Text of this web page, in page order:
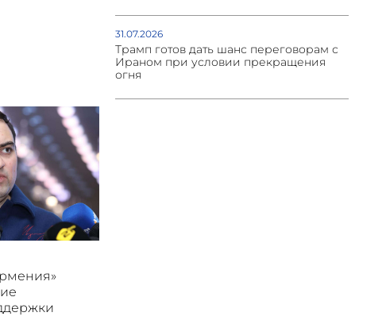
31.07.2026
Трамп готов дать шанс переговорам с
Ираном при условии прекращения
огня